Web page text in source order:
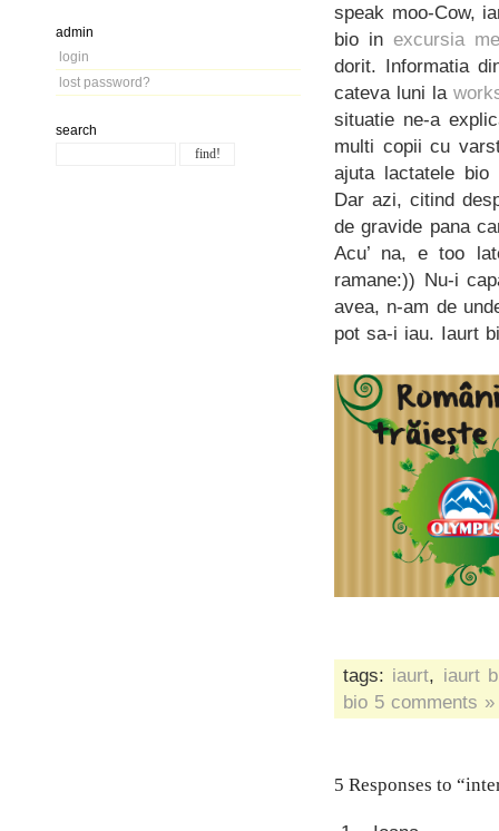
admin
login
lost password?
search
speak moo-Cow,
bio in excursia
dorit. Informatia
cateva luni la
situatie ne-a
multi copii cu
ajuta lactatele bio
Dar azi, citind
de gravide pana
Acu’ na, e too
ramane:)) Nu-i
avea, n-am de
pot sa-i iau. Iaurt
tags: iaurt, iaurt
bio 5 comments »
5 Responses to